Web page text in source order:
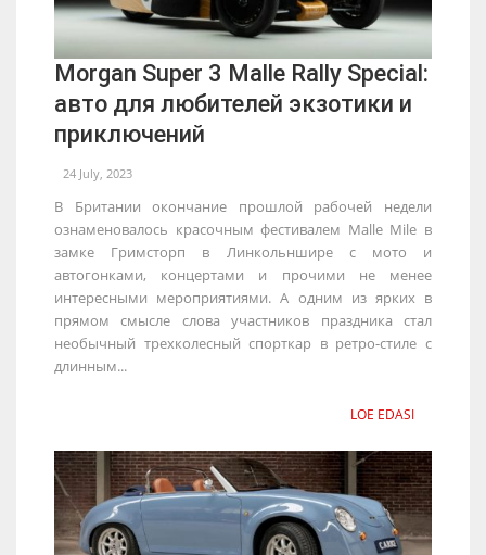
Morgan Super 3 Malle Rally Special:
авто для любителей экзотики и
приключений
24 July, 2023
В Британии окончание прошлой рабочей недели
ознаменовалось красочным фестивалем Malle Mile в
замке Гримсторп в Линкольншире с мото и
автогонками, концертами и прочими не менее
интересными мероприятиями. А одним из ярких в
прямом смысле слова участников праздника стал
необычный трехколесный спорткар в ретро-стиле с
длинным...
LOE EDASI